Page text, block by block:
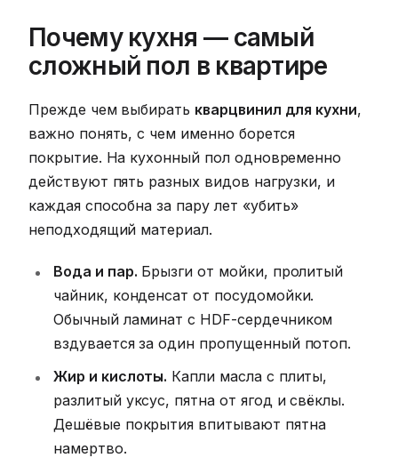
Почему кухня — самый
сложный пол в квартире
Прежде чем выбирать кварцвинил для кухни,
важно понять, с чем именно борется
покрытие. На кухонный пол одновременно
действуют пять разных видов нагрузки, и
каждая способна за пару лет «убить»
неподходящий материал.
Вода и пар. Брызги от мойки, пролитый
чайник, конденсат от посудомойки.
Обычный ламинат с HDF-сердечником
вздувается за один пропущенный потоп.
Жир и кислоты. Капли масла с плиты,
разлитый уксус, пятна от ягод и свёклы.
Дешёвые покрытия впитывают пятна
намертво.